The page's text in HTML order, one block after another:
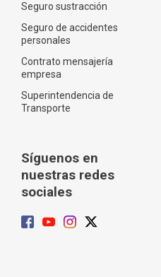
Seguro sustracción
Seguro de accidentes
personales
Contrato mensajería
empresa
Superintendencia de
Transporte
Síguenos en
nuestras redes
sociales